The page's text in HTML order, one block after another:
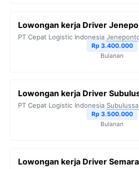
Lowongan kerja Driver
PT Cepat Logistic Indonesia
Rp 3.400.000
Bulanan
Lowongan kerja Driver
PT Cepat Logistic Indonesia
Rp 3.500.000
Bulanan
Lowongan kerja Driver